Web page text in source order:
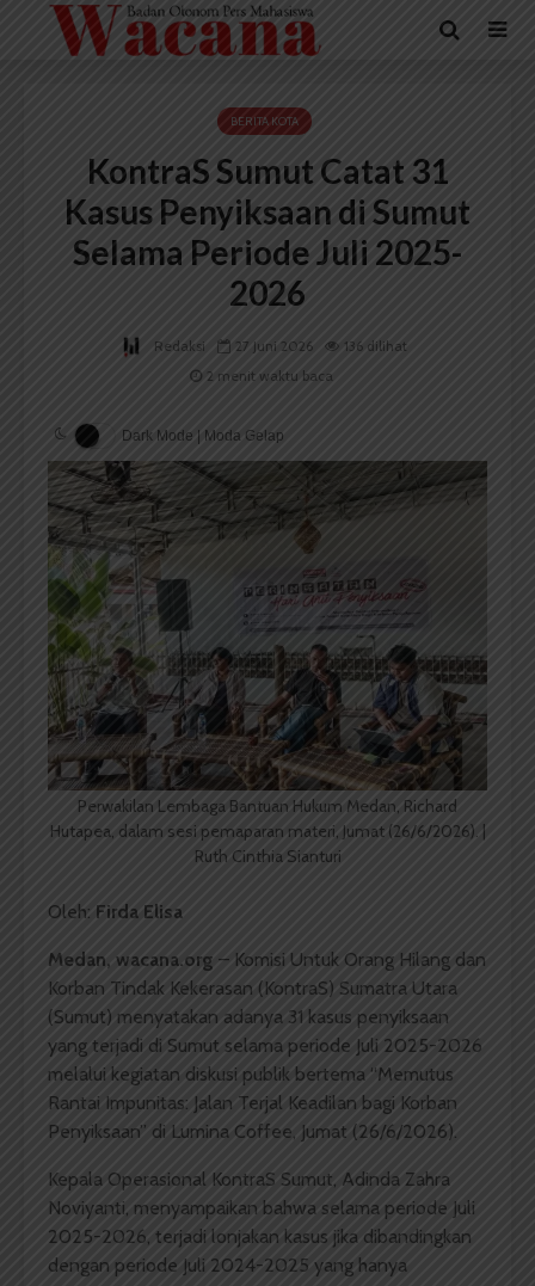
BERITA KOTA
KontraS Sumut Catat 31
Kasus Penyiksaan di Sumut
Selama Periode Juli 2025-
2026
Redaksi 27 Juni 2026
136 dilihat
2 menit waktu baca
Dark Mode | Moda Gelap
Perwakilan Lembaga Bantuan Hukum Medan, Richard
Hutapea, dalam sesi pemaparan materi, Jumat (26/6/2026). |
Ruth Cinthia Sianturi
Oleh: Firda Elisa
Medan, wacana.org – Komisi Untuk Orang Hilang dan
Korban Tindak Kekerasan (KontraS) Sumatra Utara
(Sumut) menyatakan adanya 31 kasus penyiksaan
yang terjadi di Sumut selama periode Juli 2025-2026
melalui kegiatan diskusi publik bertema “Memutus
Rantai Impunitas: Jalan Terjal Keadilan bagi Korban
Penyiksaan” di Lumina Coffee, Jumat (26/6/2026).
Kepala Operasional KontraS Sumut, Adinda Zahra
Noviyanti, menyampaikan bahwa selama periode Juli
2025-2026, terjadi lonjakan kasus jika dibandingkan
dengan periode Juli 2024-2025 yang hanya